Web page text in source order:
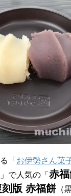
「 お伊勢さん菓
で人気の「 赤
刻版 赤福餅 （